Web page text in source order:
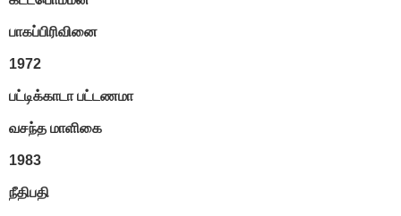
பாகப்பிரிவினை
1972
பட்டிக்காடா பட்டணமா
வசந்த மாளிகை
1983
நீதிபதி